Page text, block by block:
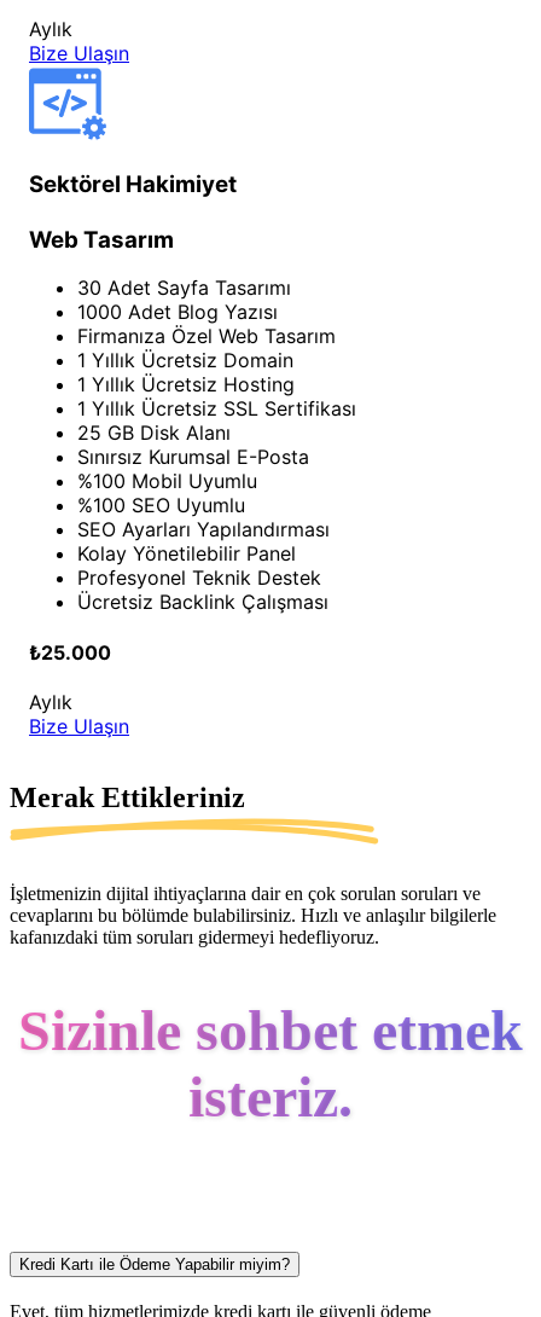
Aylık
Bize Ulaşın
Sektörel Hakimiyet
Web Tasarım
30 Adet Sayfa Tasarımı
1000 Adet Blog Yazısı
Firmanıza Özel Web Tasarım
1 Yıllık Ücretsiz Domain
1 Yıllık Ücretsiz Hosting
1 Yıllık Ücretsiz SSL Sertifikası
25 GB Disk Alanı
Sınırsız Kurumsal E-Posta
%100 Mobil Uyumlu
%100 SEO Uyumlu
SEO Ayarları Yapılandırması
Kolay Yönetilebilir Panel
Profesyonel Teknik Destek
Ücretsiz Backlink Çalışması
₺25.000
Aylık
Bize Ulaşın
Merak Ettikleriniz
İşletmenizin dijital ihtiyaçlarına dair en çok sorulan soruları ve
cevaplarını bu bölümde bulabilirsiniz. Hızlı ve anlaşılır bilgilerle
kafanızdaki tüm soruları gidermeyi hedefliyoruz.
Sizinle sohbet etmek
isteriz.
Kredi Kartı ile Ödeme Yapabilir miyim?
Evet, tüm hizmetlerimizde kredi kartı ile güvenli ödeme